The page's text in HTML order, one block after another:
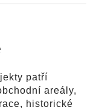
patří
areály,
historické